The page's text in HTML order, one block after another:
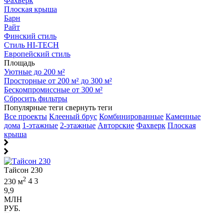
Плоская крыша
Барн
Райт
Финский стиль
Стиль HI-TECH
Европейский стиль
Площадь
Уютные до 200 м²
Просторные от 200 м² до 300 м²
Бескомпромиссные от 300 м²
Сбросить фильтры
Популярные теги свернуть теги
Все проекты Клееный брус Комбинированные Каменные
дома 1-этажные 2-этажные Авторские Фахверк Плоская
крыша
Тайсон 230
230 м2 4 3
9,9
МЛН
РУБ.